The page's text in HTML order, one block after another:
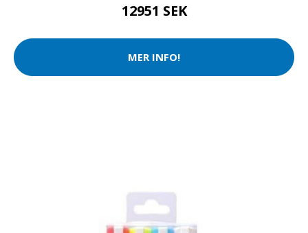
12951 SEK
MER INFO!